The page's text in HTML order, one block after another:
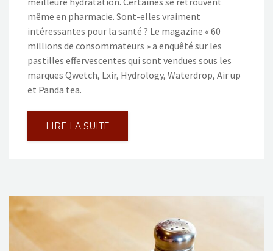
même en pharmacie. Sont-elles vraiment
intéressantes pour la santé ? Le magazine « 60
millions de consommateurs » a enquêté sur les
pastilles effervescentes qui sont vendues sous les
marques Qwetch, Lxir, Hydrology, Waterdrop, Air up
et Panda tea.
LIRE LA SUITE